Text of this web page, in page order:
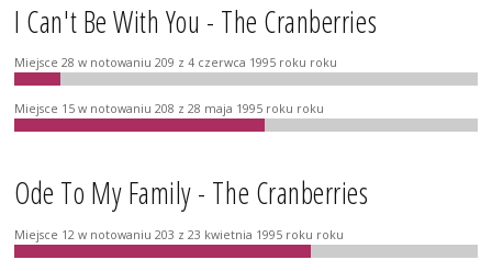
I Can't Be With You - The Cranberries
Miejsce 28 w notowaniu 209 z 4 czerwca 1995 roku roku
Miejsce 15 w notowaniu 208 z 28 maja 1995 roku roku
Ode To My Family - The Cranberries
Miejsce 12 w notowaniu 203 z 23 kwietnia 1995 roku roku